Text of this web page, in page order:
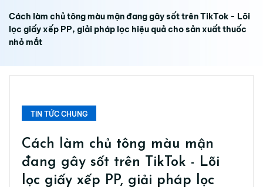
Cách làm chủ tông màu mận đang gây sốt trên TikTok - Lõi
lọc giấy xếp PP, giải pháp lọc hiệu quả cho sản xuất thuốc
nhỏ mắt
TIN TỨC CHUNG
Cách làm chủ tông màu mận
đang gây sốt trên TikTok - Lõi
lọc giấy xếp PP, giải pháp lọc